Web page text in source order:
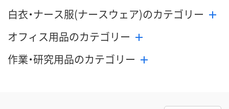
白衣・ナース服(ナースウェア)のカテゴリー
オフィス用品のカテゴリー
作業・研究用品のカテゴリー